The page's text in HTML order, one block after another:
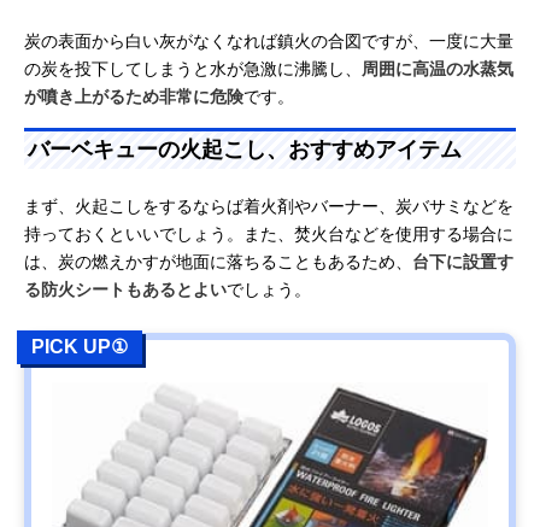
炭の表面から白い灰がなくなれば鎮火の合図ですが、一度に大量
の炭を投下してしまうと水が急激に沸騰し、 周囲に高温の水蒸気
が噴き上がるため非常に危険です。
バーベキューの火起こし、おすすめアイテム
まず、火起こしをするならば着火剤やバーナー、炭バサミなどを
持っておくといいでしょう。また、焚火台などを使用する場合に
は、炭の燃えかすが地面に落ちることもあるため、 台下に設置す
る防火シートもあるとよいでしょう。
PICK UP①